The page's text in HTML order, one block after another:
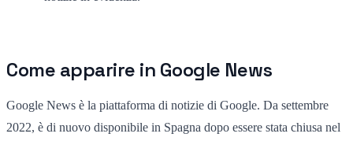
Come apparire in Google News
Google News è la piattaforma di notizie di Google. Da settembre
2022, è di nuovo disponibile in Spagna dopo essere stata chiusa nel